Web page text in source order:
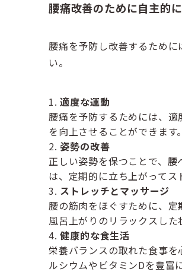
腰痛改善のために自主的
腰痛を予防し改善するため
い。
適度な運動
腰痛を予防するためには、
を向上させることができます
姿勢の改善
正しい姿勢を保つことで、
は、定期的に立ち上がってス
ストレッチとマッサージ
腰の筋肉をほぐすために、
風呂上がりのリラックスした
健康的な食生活
栄養バランスの取れた食事
ルシウムやビタミンDを豊富